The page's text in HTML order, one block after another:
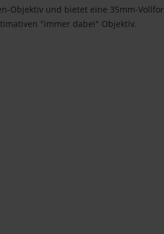
Objektiv und bietet eine 35mm-
"immer dabei" Objektiv.